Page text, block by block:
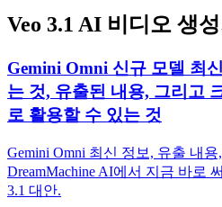
Veo 3.1 AI 비디오 생
Gemini Omni 신규 모델 최
는 것, 유출된 내용, 그리고
로 활용할 수 있는 것
Gemini Omni 최신 정보, 유출 내
DreamMachine AI에서 지금 바로
3.1 대안.